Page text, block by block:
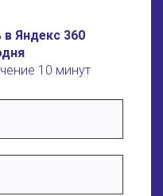
Яндекс 360
10 минут